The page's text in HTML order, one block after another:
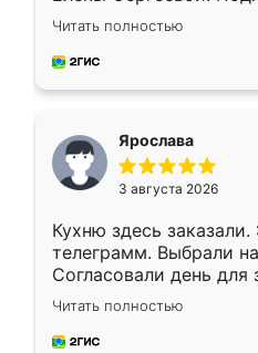
короткие сроки
для замера сотрудник
предложил по моему
Читать полностью
Ярослава
3 августа 2026
Кухню здесь
телеграмм. Выбрали
Согласовали день для
недели кухня была уже
довольны работой.
мебель за
Читать полностью